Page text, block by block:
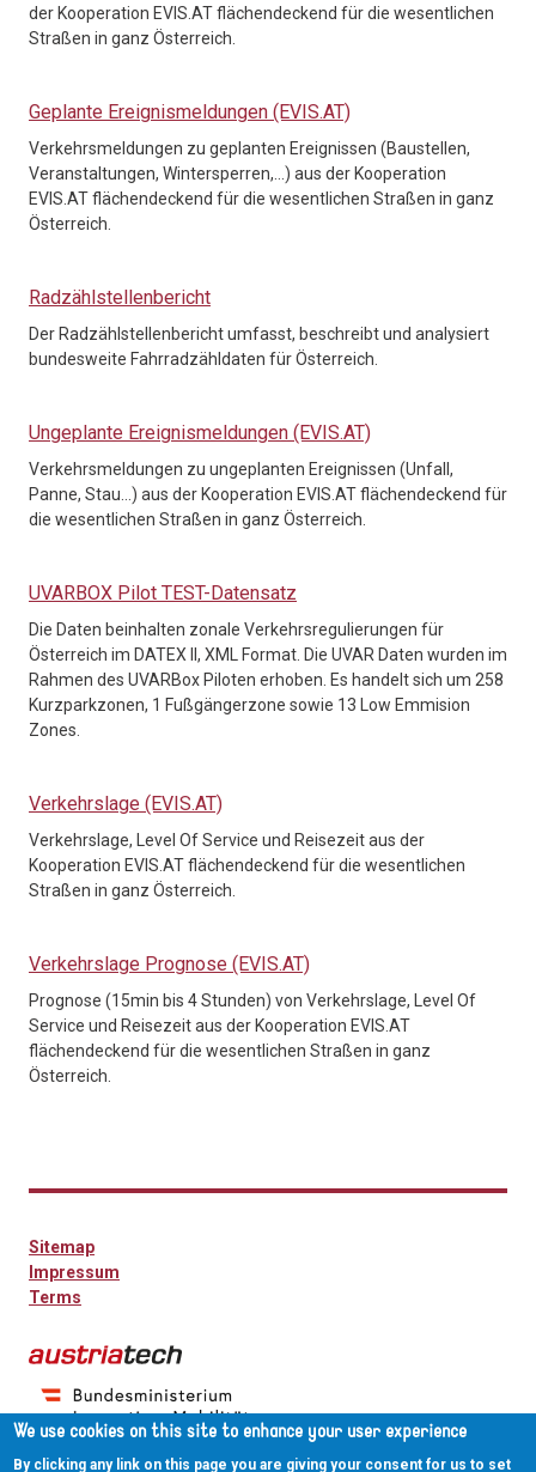
der Kooperation EVIS.AT flächendeckend für die wesentlichen
Straßen in ganz Österreich.
Geplante Ereignismeldungen (EVIS.AT)
Verkehrsmeldungen zu geplanten Ereignissen (Baustellen,
Veranstaltungen, Wintersperren,…) aus der Kooperation
EVIS.AT flächendeckend für die wesentlichen Straßen in ganz
Österreich.
Radzählstellenbericht
Der Radzählstellenbericht umfasst, beschreibt und analysiert
bundesweite Fahrradzähldaten für Österreich.
Ungeplante Ereignismeldungen (EVIS.AT)
Verkehrsmeldungen zu ungeplanten Ereignissen (Unfall,
Panne, Stau…) aus der Kooperation EVIS.AT flächendeckend für
die wesentlichen Straßen in ganz Österreich.
UVARBOX Pilot TEST-Datensatz
Die Daten beinhalten zonale Verkehrsregulierungen für
Österreich im DATEX II, XML Format. Die UVAR Daten wurden im
Rahmen des UVARBox Piloten erhoben. Es handelt sich um 258
Kurzparkzonen, 1 Fußgängerzone sowie 13 Low Emmision
Zones.
Verkehrslage (EVIS.AT)
Verkehrslage, Level Of Service und Reisezeit aus der
Kooperation EVIS.AT flächendeckend für die wesentlichen
Straßen in ganz Österreich.
Verkehrslage Prognose (EVIS.AT)
Prognose (15min bis 4 Stunden) von Verkehrslage, Level Of
Service und Reisezeit aus der Kooperation EVIS.AT
flächendeckend für die wesentlichen Straßen in ganz
Österreich.
Sitemap
Impressum
Terms
We use cookies on this site to enhance your user experience
By clicking any link on this page you are giving your consent for us to set